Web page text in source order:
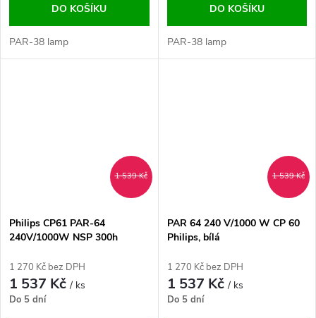
DO KOŠÍKU
PAR-38 lamp
DO KOŠÍKU
PAR-38 lamp
1 539 Kč
Philips CP61 PAR-64
240V/1000W NSP 300h
1 270 Kč bez DPH
1 537 Kč/ ks
Do 5 dní
1 539 Kč
PAR 64 240 V/1000 W CP 60
Philips, bílá
1 270 Kč bez DPH
1 537 Kč/ ks
Do 5 dní